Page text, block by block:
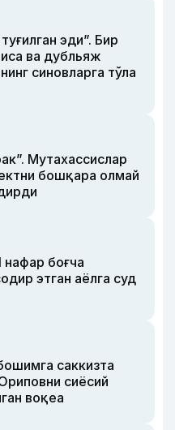
эди”. Бир
ва дубльяж
синовларга тўла
Мутахассислар
бошқара олмай
нафар боғча
этган аёлга суд
саккизта
сиёсий
воқеа